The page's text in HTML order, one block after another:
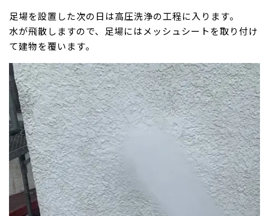
足場を設置した次の日は高圧洗浄の工程に入ります。
水が飛散しますので、足場にはメッシュシートを取り付け
て建物を覆います。